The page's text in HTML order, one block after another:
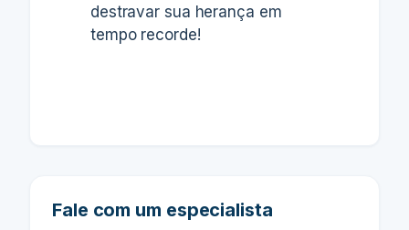
destravar sua herança em
tempo recorde!
Fale com um especialista